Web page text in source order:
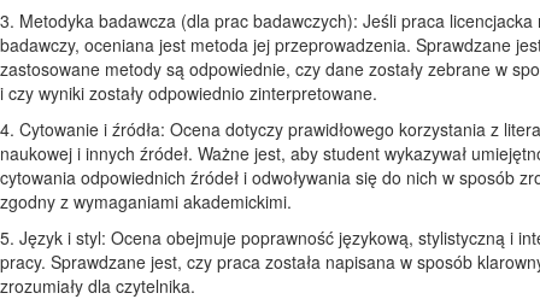
3. Metodyka badawcza (dla prac badawczych): Jeśli praca licencjacka
badawczy, oceniana jest metoda jej przeprowadzenia. Sprawdzane
zastosowane metody są odpowiednie, czy dane zostały zebrane w
i czy wyniki zostały odpowiednio zinterpretowane.
4. Cytowanie i źródła: Ocena dotyczy prawidłowego korzystania z
naukowej i innych źródeł. Ważne jest, aby student wykazywał
cytowania odpowiednich źródeł i odwoływania się do nich w sposób
zgodny z wymaganiami akademickimi.
5. Język i styl: Ocena obejmuje poprawność językową, stylistyczną i
pracy. Sprawdzane jest, czy praca została napisana w sposób
zrozumiały dla czytelnika.